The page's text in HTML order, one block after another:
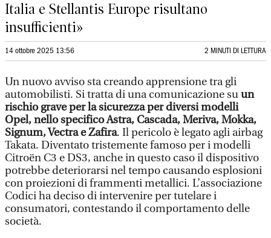
Italia e Stellantis Europe risultano
insufficienti»
14 ottobre 2025 13:56 2 MINUTI DI LETTURA
Un nuovo avviso sta creando apprensione tra gli
automobilisti. Si tratta di una comunicazione suun
rischio grave per la sicurezza per diversi modelli
Opel, nello specifico Astra, Cascada, Meriva, Mokka,
Signum, Vectra e Zafira. Il pericolo è legato agli airbag
Takata. Diventato tristemente famoso per i modelli
Citroën C3 e DS3, anche in questo caso il dispositivo
potrebbe deteriorarsi nel tempo causando esplosioni
con proiezioni di frammenti metallici. L’associazione
Codici ha deciso di intervenire per tutelare i
consumatori, contestando il comportamento delle
società.